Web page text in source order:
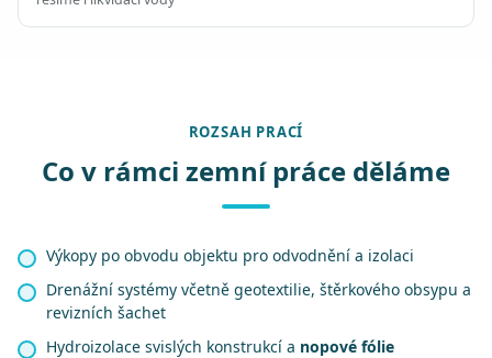
ROZSAH PRACÍ
Co v rámci zemní práce děláme
Výkopy po obvodu objektu pro odvodnění a izolaci
Drenážní systémy včetně geotextilie, štěrkového obsypu a
revizních šachet
Hydroizolace svislých konstrukcí a nopové fólie